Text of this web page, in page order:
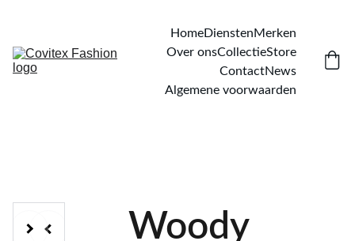
HomeDienstenMerken
Over onsCollectieStore
ContactNews
Algemene voorwaarden
Woody